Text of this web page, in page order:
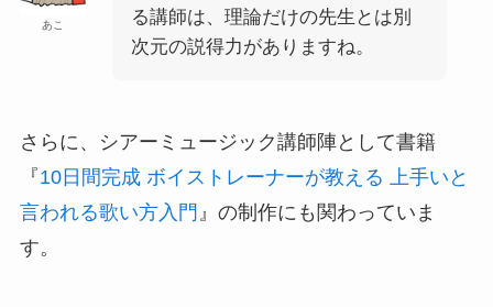
あこ
る講師は、理論だけの先生とは別
次元の説得力がありますね。
さらに、シアーミュージック講師陣として書籍
『10日間完成 ボイストレーナーが教える 上手いと
言われる歌い方入門 』の制作にも関わっていま
す。